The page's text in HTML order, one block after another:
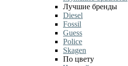
Лучшие бренды
Diesel
Fossil
Guess
Police
Skagen
По цвету